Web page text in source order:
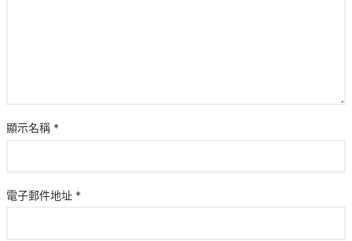
顯示名稱 *
電子郵件地址 *